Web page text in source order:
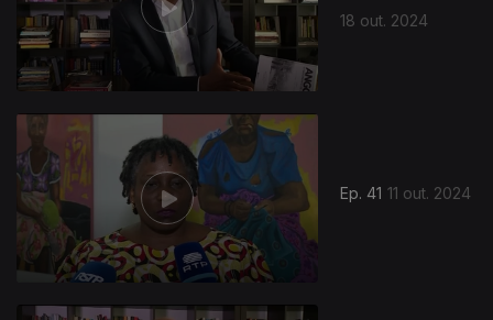
18 out. 2024
Ep. 41 11 out. 2024